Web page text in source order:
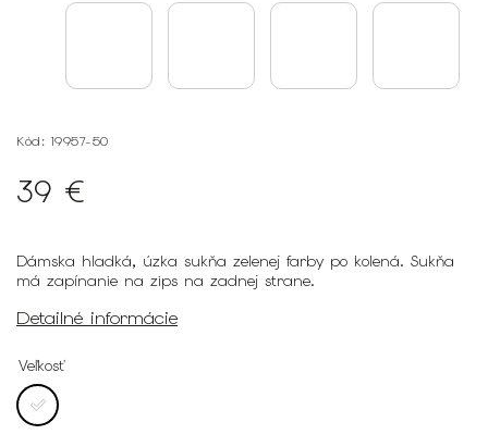
Kód: 19957-50
39 €
Dámska hladká, úzka sukňa zelenej farby po kolená. Sukňa
má zapínanie na zips na zadnej strane.
Detailné informácie
Veľkosť